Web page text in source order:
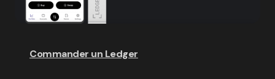
Commander un Ledger